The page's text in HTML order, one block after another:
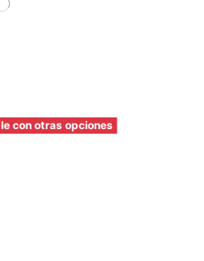
con otras opciones